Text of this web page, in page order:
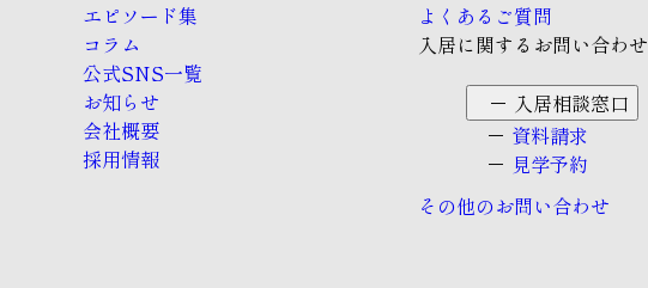
エピソード集
コラム
公式SNS一覧
お知らせ
会社概要
採用情報
よくあるご質問
入居に関するお問い合わせ
入居相談窓口
資料請求
見学予約
その他のお問い合わせ